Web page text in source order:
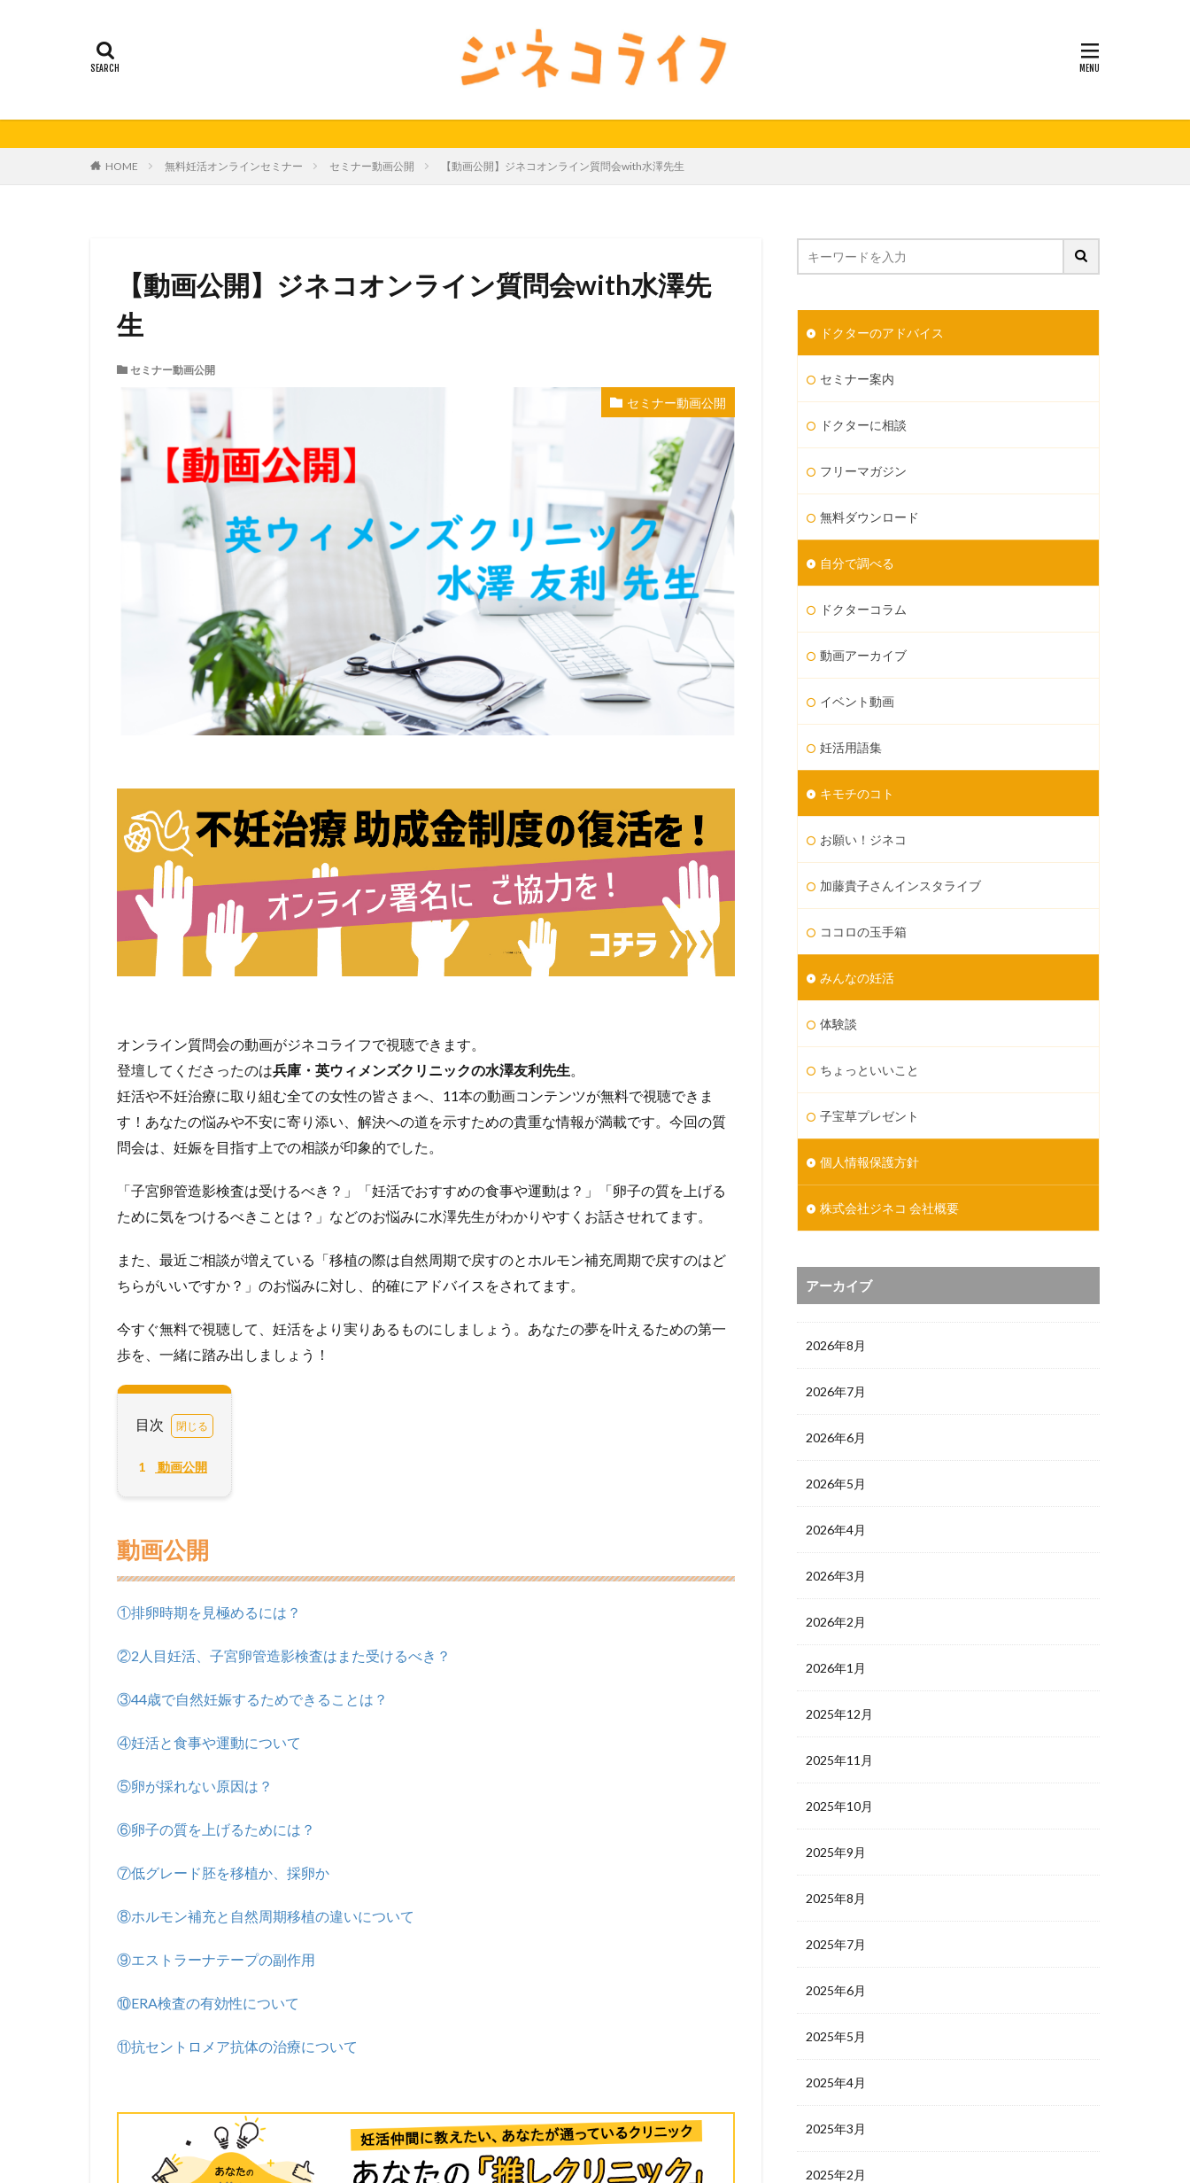
HOME 無料妊活オンラインセミナー セミナー動画公開 【動画公開】ジネコオンライン質問会with水澤先生
【動画公開】ジネコオンライン質問会with水澤先
生
セミナー動画公開
セミナー動画公開
オンライン質問会の動画がジネコライフで視聴できます。
登壇してくださったのは兵庫・ 英ウィメンズクリニックの水澤友利先生。
妊活や不妊治療に取り組む全ての女性の皆さまへ、 11本の動画コンテンツが無料で視聴できま
す！ あなたの悩みや不安に寄り添い、 解決への道を示すための貴重な情報が満載です。今回の質
問会は、妊娠を目指す上での相談が印象的でした。
「子宮卵管造影検査は受けるべき？」「妊活でおすすめの食事や運動は？」「卵子の質を上げる
ために気をつけるべきことは？」 などのお悩みに水澤先生がわかりやすくお話させれてます。
また、最近ご相談が増えている「移植の際は自然周期で戻すのとホルモン補充周期で戻すのはど
ちらがいいですか？」のお悩みに対し、 的確にアドバイスをされてます。
今すぐ無料で視聴して、妊活をより実りあるものにしましょう。 あなたの夢を叶えるための第一
歩を、一緒に踏み出しましょう！
目次
1 動画公開
動画公開
①排卵時期を見極めるには？
②2人目妊活、子宮卵管造影検査はまた受けるべき？
③44歳で自然妊娠するためできることは？
④妊活と食事や運動について
⑤卵が採れない原因は？
⑥卵子の質を上げるためには？
⑦低グレード胚を移植か、採卵か
⑧ホルモン補充と自然周期移植の違いについて
⑨エストラーナテープの副作用
⑩ERA検査の有効性について
⑪抗セントロメア抗体の治療について
ドクターのアドバイス
セミナー案内
ドクターに相談
フリーマガジン
無料ダウンロード
自分で調べる
ドクターコラム
動画アーカイブ
イベント動画
妊活用語集
キモチのコト
お願い！ジネコ
加藤貴子さんインスタライブ
ココロの玉手箱
みんなの妊活
体験談
ちょっといいこと
子宝草プレゼント
個人情報保護方針
株式会社ジネコ 会社概要
アーカイブ
2026年8月
2026年7月
2026年6月
2026年5月
2026年4月
2026年3月
2026年2月
2026年1月
2025年12月
2025年11月
2025年10月
2025年9月
2025年8月
2025年7月
2025年6月
2025年5月
2025年4月
2025年3月
2025年2月
セミナー動画公開
無料妊活オンラインセミナー 男性不妊